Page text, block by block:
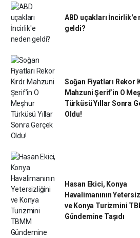
ABD uçakları İncirlik'e
geldi?
Soğan Fiyatları Rekor
Mahzuni Şerif’in O
Türküsü Yıllar Sonra
Oldu!
Hasan Ekici, Konya
Havalimanının
ve Konya Turizmini
Gündemine Taşıdı